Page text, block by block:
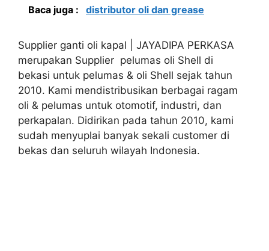
Baca juga : distributor oli dan grease
Supplier ganti oli kapal | JAYADIPA PERKASA
merupakan Supplier pelumas oli Shell di
bekasi untuk pelumas & oli Shell sejak tahun
2010. Kami mendistribusikan berbagai ragam
oli & pelumas untuk otomotif, industri, dan
perkapalan. Didirikan pada tahun 2010, kami
sudah menyuplai banyak sekali customer di
bekas dan seluruh wilayah Indonesia.